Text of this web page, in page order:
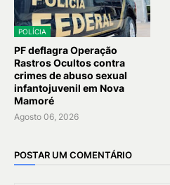
POLÍCIA
PF deflagra Operação
Rastros Ocultos contra
crimes de abuso sexual
infantojuvenil em Nova
Mamoré
Agosto 06, 2026
POSTAR UM COMENTÁRIO